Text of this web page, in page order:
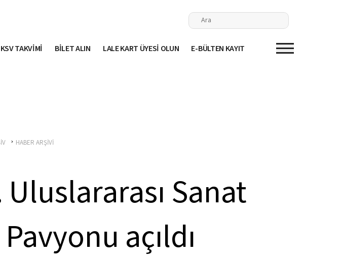
TAKVİMİ BİLET ALIN LALE KART ÜYESİ OLUN E-BÜLTEN KAYIT
HABER ARŞİVİ
Sanat
açıldı